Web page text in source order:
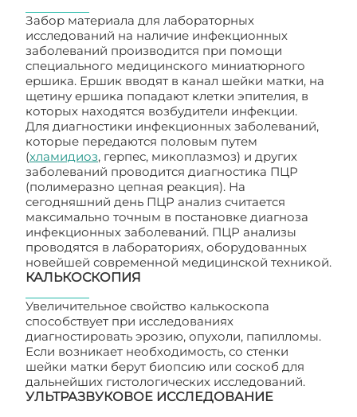
Забор материала для лабораторных
исследований на наличие инфекционных
заболеваний производится при помощи
специального медицинского миниатюрного
ершика. Ершик вводят в канал шейки матки, на
щетину ершика попадают клетки эпителия, в
которых находятся возбудители инфекции.
Для диагностики инфекционных заболеваний,
которые передаются половым путем
(хламидиоз, герпес, микоплазмоз) и других
заболеваний проводится диагностика ПЦР
(полимеразно цепная реакция). На
сегодняшний день ПЦР анализ считается
максимально точным в постановке диагноза
инфекционных заболеваний. ПЦР анализы
проводятся в лабораториях, оборудованных
новейшей современной медицинской техникой.
КАЛЬКОСКОПИЯ
Увеличительное свойство калькоскопа
способствует при исследованиях
диагностировать эрозию, опухоли, папилломы.
Если возникает необходимость, со стенки
шейки матки берут биопсию или соскоб для
дальнейших гистологических исследований.
УЛЬТРАЗВУКОВОЕ ИССЛЕДОВАНИЕ